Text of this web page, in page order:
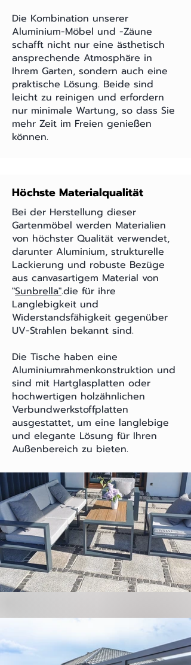
Die Kombination unserer
Aluminium-Möbel und -Zäune
schafft nicht nur eine ästhetisch
ansprechende Atmosphäre in
Ihrem Garten, sondern auch eine
praktische Lösung. Beide sind
leicht zu reinigen und erfordern
nur minimale Wartung, so dass Sie
mehr Zeit im Freien genießen
können.
Höchste Materialqualität
Bei der Herstellung dieser
Gartenmöbel werden Materialien
von höchster Qualität verwendet,
darunter Aluminium, strukturelle
Lackierung und robuste Bezüge
aus canvasartigem Material von
"Sunbrella".die für ihre
Langlebigkeit und
Widerstandsfähigkeit gegenüber
UV-Strahlen bekannt sind.
Die Tische haben eine
Aluminiumrahmenkonstruktion und
sind mit Hartglasplatten oder
hochwertigen holzähnlichen
Verbundwerkstoffplatten
ausgestattet, um eine langlebige
und elegante Lösung für Ihren
Außenbereich zu bieten.